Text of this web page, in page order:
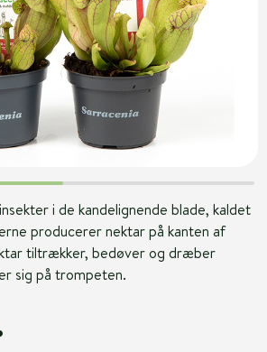
i de kandelignende blade, kaldet
producerer nektar på kanten af
tiltrækker, bedøver og dræber
sig på trompeten.